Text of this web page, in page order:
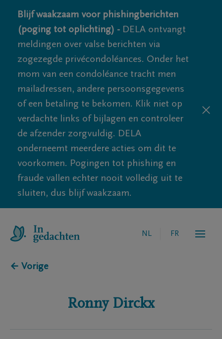
Blijf waakzaam voor phishingberichten
(poging tot oplichting) - DELA ontvangt
meldingen over valse berichten via
zogezegde privécondoléances. Onder het
mom van een condoléance tracht men
mailadressen, andere persoonsgegevens
of een betaling te bekomen. Klik niet op
verdachte links of bijlagen en controleer
de afzender zorgvuldig. DELA
onderneemt meerdere acties om dit te
voorkomen. Pogingen tot phishing en
fraude vallen echter nooit volledig uit te
sluiten, dus blijf waakzaam.
NL FR
← Vorige
Ronny Dirckx